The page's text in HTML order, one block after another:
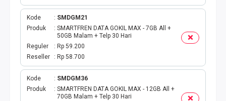
PAKET SMS
AKTIVASI PAKET
VOUCHER DATA
VOUCHER TV
Kode
SMDGM21
Produk
SMARTFREN DATA GOKIL MAX - 7GB All +
50GB Malam + Telp 30 Hari
Reguler
Rp 59.200
Reseller
Rp 58.700
Kode
SMDGM36
Produk
SMARTFREN DATA GOKIL MAX - 12GB All +
70GB Malam + Telp 30 Hari